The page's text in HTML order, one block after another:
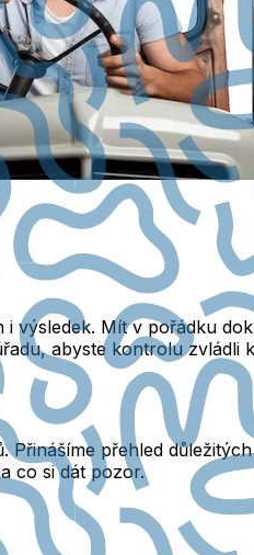
Mít v pořádku
abyste kontrolu
přehled
co si dát pozor.